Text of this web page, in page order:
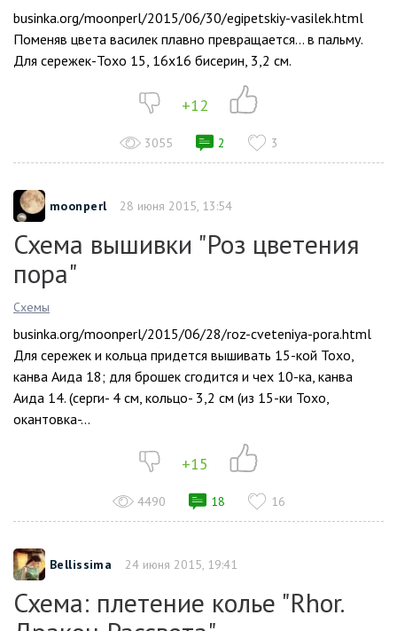
businka.org/moonperl/2015/06/30/egipetskiy-vasilek.html
Поменяв цвета василек плавно превращается… в пальму.
Для сережек-Тохо 15, 16х16 бисерин, 3,2 см.
+12
3055 2 3
moonperl 28 июня 2015, 13:54
Схема вышивки "Роз цветения
пора"
Схемы
businka.org/moonperl/2015/06/28/roz-cveteniya-pora.html
Для сережек и кольца придется вышивать 15-кой Тохо,
канва Аида 18; для брошек сгодится и чех 10-ка, канва
Аида 14. (серги- 4 см, кольцо- 3,2 см (из 15-ки Тохо,
окантовка-...
+15
4490 18 16
Bellissima 24 июня 2015, 19:41
Схема: плетение колье "Rhor.